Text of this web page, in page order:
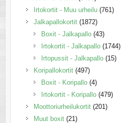
Irtokortit - Muu urheilu (761)
Jalkapallokortit (1872)
Boxit - Jalkapallo (43)
Irtokortit - Jalkapallo (1744)
Irtopussit - Jalkapallo (15)
Koripallokortit (497)
Boxit - Koripallo (4)
Irtokortit - Koripallo (479)
Moottoriurheilukortit (201)
Muut boxit (21)